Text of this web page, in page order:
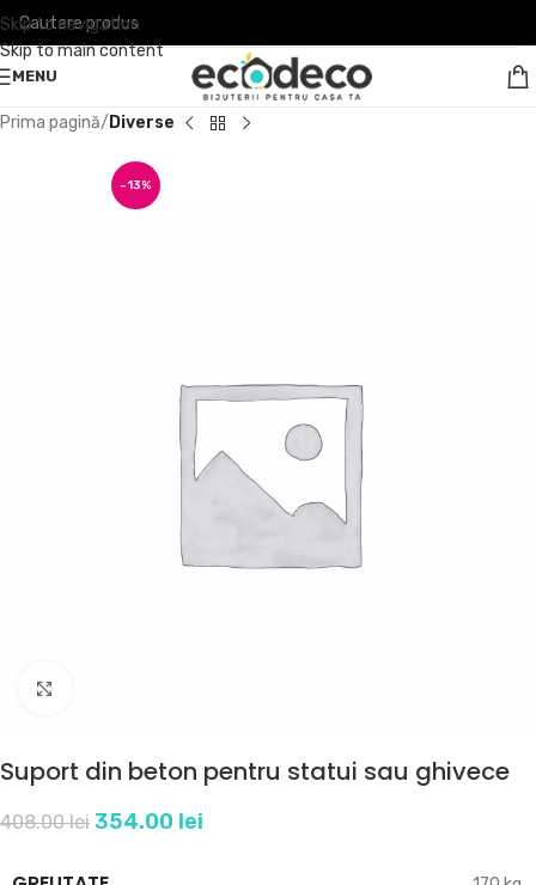
Skip to navigation
Skip to main content
MENU
Prima pagină Diverse
-13%
Suport din beton pentru statui sau ghivece
408.00lei 354.00 lei